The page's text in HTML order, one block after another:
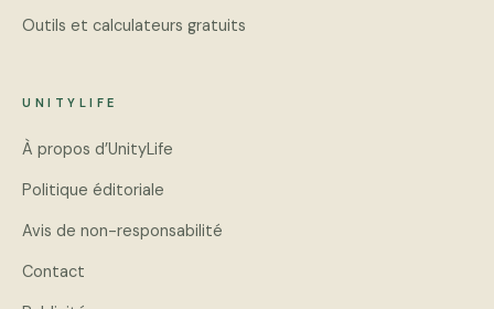
Outils et calculateurs gratuits
UNITYLIFE
À propos d’UnityLife
Politique éditoriale
Avis de non-responsabilité
Contact